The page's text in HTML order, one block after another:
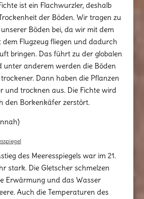
ist ein Flachwurzler, deshalb
der Böden. Wir tragen zu
Böden bei, da wir mit dem
Flugzeug fliegen und dadurch
bringen. Das führt zu der globalen
unter anderem werden die Böden
Dann haben die Pflanzen
und trocknen aus. Die Fichte wird
den Borkenkäfer zerstört.
des Meeresspiegels war im 21.
stark. Die Gletscher schmelzen
Erwärmung und das Wasser
Auch die Temperaturen des